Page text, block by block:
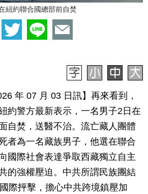
紐約聯合國總部前自焚
年 07 月 03 日訊】再來看到，
約警方最新表示，一名男子2日在
自焚，送醫不治。流亡藏人團體
者為一名藏族男子，他選在聯合
國際社會表達爭取西藏獨立自主
的強權壓迫。中共所謂民族團結
際抨擊，擔心中共跨境鎮壓加